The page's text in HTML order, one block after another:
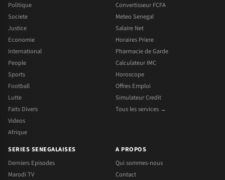
Politique
Societe
Justice
Economie
International
People
Sports
Football
Lutte
Faits Divers
Videos
Afrique
Convertisseur FCFA
Meteo Senegal
Salaire Net
Horaires Priere
Pharmacie de Garde
Calculateur IMC
Horoscope
Offres Emploi
Simulateur Credit
Tous les services →
SERIES SENEGALAISES
Derniers Episodes
Marodi TV
A PROPOS
Qui sommes-nous
Contact